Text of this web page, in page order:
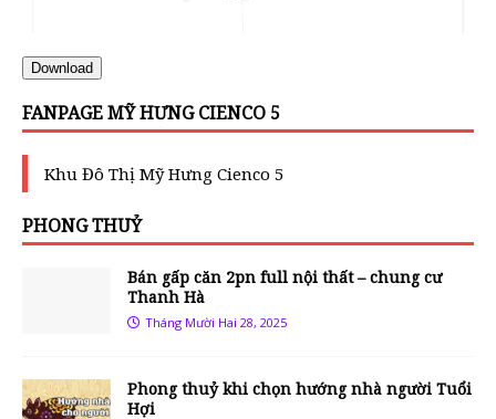
Download
FANPAGE MỸ HƯNG CIENCO 5
Khu Đô Thị Mỹ Hưng Cienco 5
PHONG THUỶ
Bán gấp căn 2pn full nội thất – chung cư
Thanh Hà
Tháng Mười Hai 28, 2025
Phong thuỷ khi chọn hướng nhà người Tuổi
Hợi